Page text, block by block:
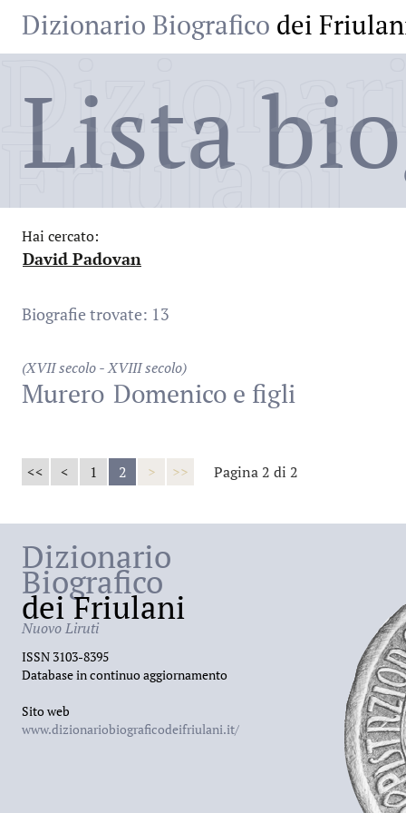
Dizionario Biografico dei
Friulani
Lista
Hai cercato:
David Padovan
Biografie trovate: 13
(XVII secolo - XVIII secolo)
Murero Domenico e figli
<< < 1 2 > >> Pagina 2 di 2
Dizionario
Biografico
dei Friulani
Nuovo Liruti
ISSN 3103-8395
Database in continuo aggiornamento
Sito web
www.dizionariobiograficodeifriulani.it/